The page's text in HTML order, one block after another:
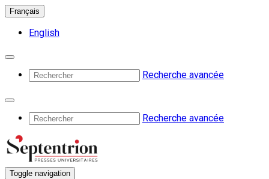
Français
English
Recherche avancée
Recherche avancée
Toggle navigation